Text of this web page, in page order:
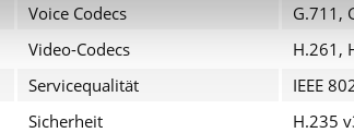
Voice Codecs
G.711,
Video-Codecs
H.261,
Servicequalität
IEEE
Sicherheit
H.235